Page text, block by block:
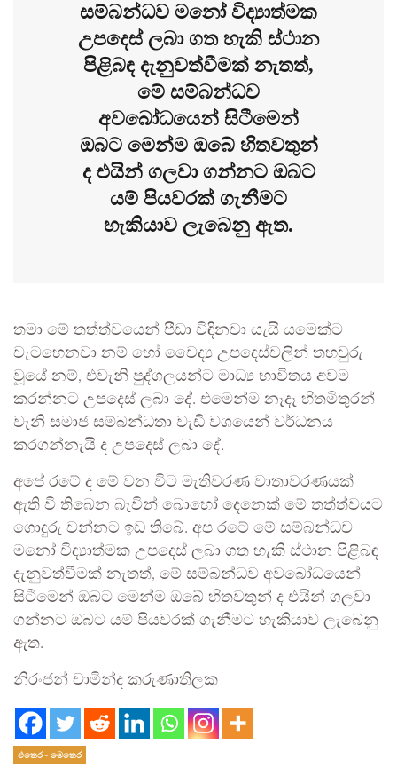
සම්බන්ධව මනෝ විද්‍යාත්මක
උපදෙස් ලබා ගත හැකි ස්ථාන
පිළිබඳ දැනුවත්වීමක් නැතත්,
මේ සම්බන්ධව
අවබෝධයෙන් සිටීමෙන්
ඔබට මෙන්ම ඔබේ හිතවතුන්
ද එයින් ගලවා ගන්නට ඔබට
යම් පියවරක් ගැනීමට
හැකියාව ලැබෙනු ඇත.
තමා මේ තත්ත්වයෙන් පීඩා විඳිනවා යැයි යමෙක්ට
වැටහෙනවා නම් හෝ වෛද්‍ය උපදෙස්වලින් තහවුරු
වූයේ නම්, එවැනි පුද්ගලයන්ට මාධ්‍ය භාවිතය අවම
කරන්නට උපදෙස් ලබා දේ. එමෙන්ම නෑදෑ හිතමිතුරන්
වැනි සමාජ සම්බන්ධතා වැඩි වශයෙන් වර්ධනය
කරගන්නැයි ද උපදෙස් ලබා දේ.
අපේ රටේ ද මේ වන විට මැතිවරණ වාතාවරණයක්
ඇති වී තිබෙන බැවින් බොහෝ දෙනෙක් මේ තත්ත්වයට
ගොදුරු වන්නට ඉඩ තිබේ. අප රටේ මේ සම්බන්ධව
මනෝ විද්‍යාත්මක උපදෙස් ලබා ගත හැකි ස්ථාන පිළිබඳ
දැනුවත්වීමක් නැතත්, මේ සම්බන්ධව අවබෝධයෙන්
සිටීමෙන් ඔබට මෙන්ම ඔබේ හිතවතුන් ද එයින් ගලවා
ගන්නට ඔබට යම් පියවරක් ගැනීමට හැකියාව ලැබෙනු
ඇත.
නිරංජන් චාමින්ද කරුණාතිලක
එතෙර - මෙතෙර